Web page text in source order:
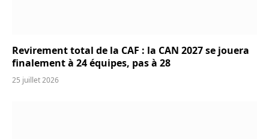
Revirement total de la CAF : la CAN 2027 se jouera
finalement à 24 équipes, pas à 28
25 juillet 2026